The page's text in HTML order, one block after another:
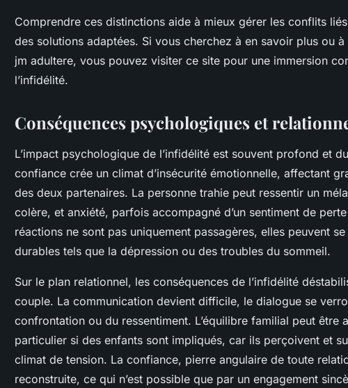
Comprendre ces distinctions aide à mieux gérer les conflits
des solutions adaptées. Si vous cherchez à en savoir plus ou
jm adultere, vous pouvez visiter ce site pour une immersion
l’infidélité.
Conséquences psychologiques et
L’impact psychologique de l’infidélité est souvent profond et
confiance crée un climat d’insécurité émotionnelle, affectant
des deux partenaires. La personne trahie peut ressentir un
colère, et anxiété, parfois accompagné d’un sentiment de
réactions ne sont pas uniquement passagères, elles peuvent
durables tels que la dépression ou des troubles du sommeil.
Sur le plan relationnel, les conséquences de l’infidélité
couple. La communication devient difficile, le dialogue se
confrontation ou du ressentiment. L’équilibre familial peut être
particulier si des enfants sont impliqués, car ils perçoivent et
climat de tension. La confiance, pierre angulaire de toute
reconstruite, ce qui n’est possible que par un engagement